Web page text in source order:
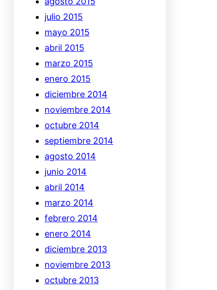
julio 2015
mayo 2015
abril 2015
marzo 2015
enero 2015
diciembre 2014
noviembre 2014
octubre 2014
septiembre 2014
agosto 2014
junio 2014
abril 2014
marzo 2014
febrero 2014
enero 2014
diciembre 2013
noviembre 2013
octubre 2013